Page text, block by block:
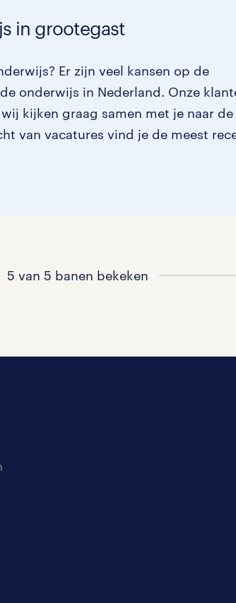
in grootegast
Er zijn veel kansen op de
onderwijs in Nederland. Onze
kijken graag samen met je naar de
van vacatures vind je de meest
5 van 5 banen bekeken